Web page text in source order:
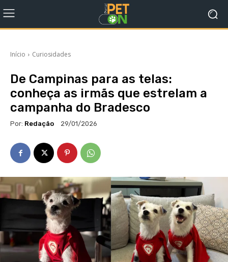
Início Curiosidades
De Campinas para as telas:
conheça as irmãs que estrelam a
campanha do Bradesco
Por: Redação 29/01/2026